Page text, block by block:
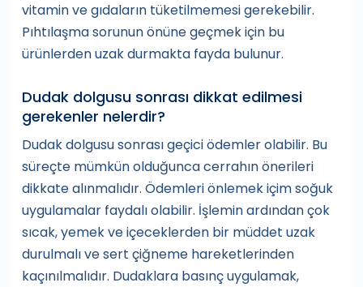
vitamin ve gıdaların tüketilmemesi gerekebilir.
Pıhtılaşma sorunun önüne geçmek için bu
ürünlerden uzak durmakta fayda bulunur.
Dudak dolgusu sonrası dikkat edilmesi
gerekenler nelerdir?
Dudak dolgusu sonrası geçici ödemler olabilir. Bu
süreçte mümkün olduğunca cerrahın önerileri
dikkate alınmalıdır. Ödemleri önlemek içim soğuk
uygulamalar faydalı olabilir. İşlemin ardından çok
sıcak, yemek ve içeceklerden bir müddet uzak
durulmalı ve sert çiğneme hareketlerinden
kaçınılmalıdır. Dudaklara basınç uygulamak,